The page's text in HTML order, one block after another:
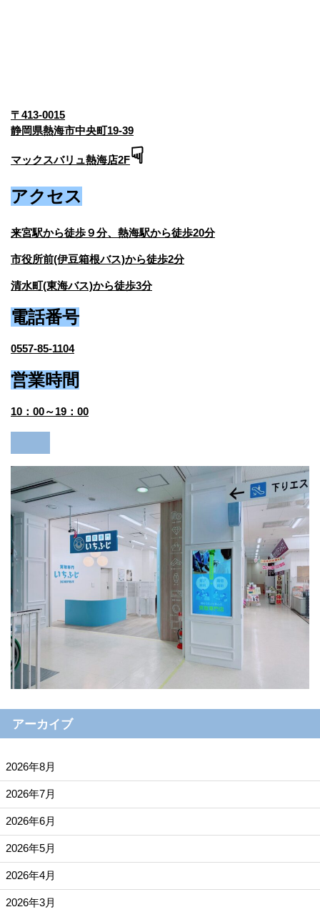
〒413-0015
静岡県熱海市中央町19-39
マックスバリュ熱海店2F☟
アクセス
来宮駅から徒歩９分、熱海駅から徒歩20分
市役所前(伊豆箱根バス)から徒歩2分
清水町(東海バス)から徒歩3分
電話番号
0557-85-1104
営業時間
10：00～19：00
アーカイブ
2026年8月
2026年7月
2026年6月
2026年5月
2026年4月
2026年3月